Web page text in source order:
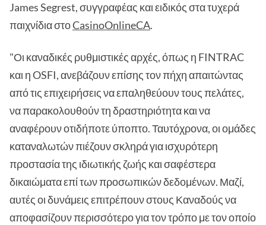
James Segrest, συγγραφέας και ειδικός στα τυχερά
παιχνίδια στοCasinoOnlineCA.
"Οι καναδικές ρυθμιστικές αρχές, όπως η FINTRAC
και η OSFI, ανεβάζουν επίσης τον πήχη απαιτώντας
από τις επιχειρήσεις να επαληθεύουν τους πελάτες,
να παρακολουθούν τη δραστηριότητα και να
αναφέρουν οτιδήποτε ύποπτο. Ταυτόχρονα, οι ομάδες
καταναλωτών πιέζουν σκληρά για ισχυρότερη
προστασία της ιδιωτικής ζωής και σαφέστερα
δικαιώματα επί των προσωπικών δεδομένων. Μαζί,
αυτές οι δυνάμεις επιτρέπουν στους Καναδούς να
αποφασίζουν περισσότερο για τον τρόπο με τον οποίο